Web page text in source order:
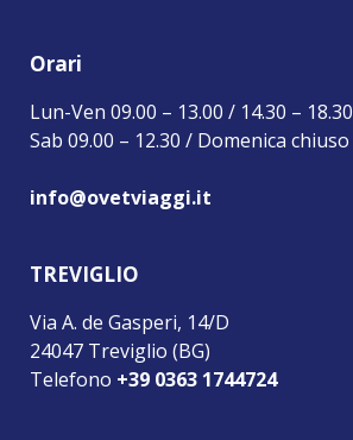
Orari
Lun-Ven 09.00 – 13.00 / 14.30 – 18.30
Sab 09.00 – 12.30 / Domenica chiuso
info@ovetviaggi.it
TREVIGLIO
Via A. de Gasperi, 14/D
24047 Treviglio (BG)
Telefono +39 0363 1744724